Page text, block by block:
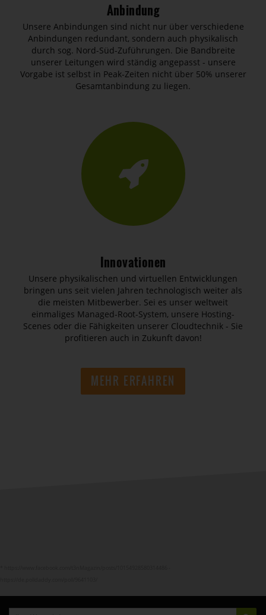
Anbindung
Unsere Anbindungen sind nicht nur über verschiedene
Anbindungen redundant, sondern auch physikalisch
durch sog. Nord-Süd-Zuführungen. Die Bandbreite
unserer Leitungen wird ständig angepasst - unsere
Vorgabe ist selbst in Peak-Zeiten nicht über 50% unserer
Gesamtanbindung zu liegen.
Innovationen
Unsere physikalischen und virtuellen Entwicklungen
bringen uns seit vielen Jahren technologisch weiter als
die meisten Mitbewerber. Sei es unser weltweit
einmaliges Managed-Root-System, unsere Hosting-
Scenes oder die Fähigkeiten unserer Cloudtechnik - Sie
profitieren auch in Zukunft davon!
MEHR ERFAHREN